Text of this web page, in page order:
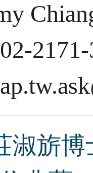
2171-
淑旂